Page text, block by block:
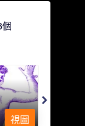
視圖